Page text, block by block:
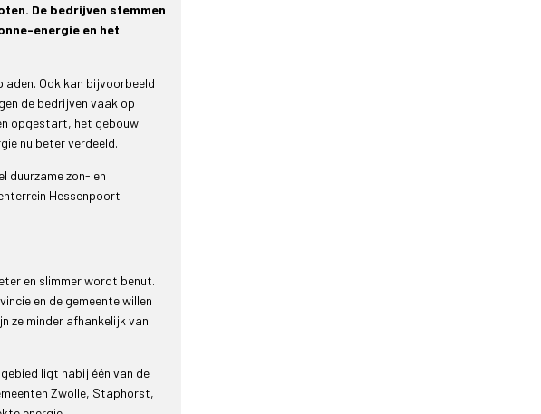
De bedrijven stemmen
energie en het
Ook kan bijvoorbeeld
de bedrijven vaak op
opgestart, het gebouw
nu beter verdeeld.
duurzame zon- en
Hessenpoort
en slimmer wordt benut.
en de gemeente willen
ze minder afhankelijk van
ligt nabij één van de
Zwolle, Staphorst,